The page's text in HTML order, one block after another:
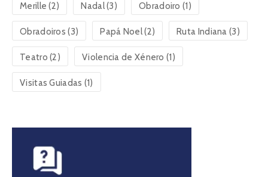
Merille (2) Nadal(3) Obradoiro (1)
Obradoiros (3) Papá Noel(2) Ruta Indiana (3)
Teatro (2) Violencia de Xénero (1)
Visitas Guiadas (1)